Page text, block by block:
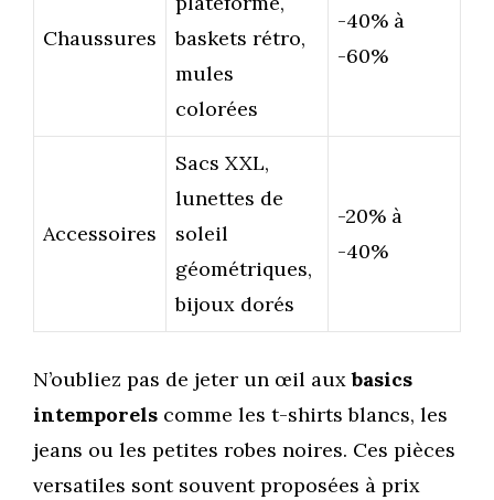
Chaussures
baskets rétro,
mules
colorées
-40% à
-60%
Accessoires
Sacs XXL,
lunettes de
soleil
géométriques,
bijoux dorés
-20% à
-40%
N’oubliez pas de jeter un œil auxbasics
intemporels comme les t-shirts blancs, les
jeans ou les petites robes noires. Ces pièces
versatiles sont souvent proposées à prix